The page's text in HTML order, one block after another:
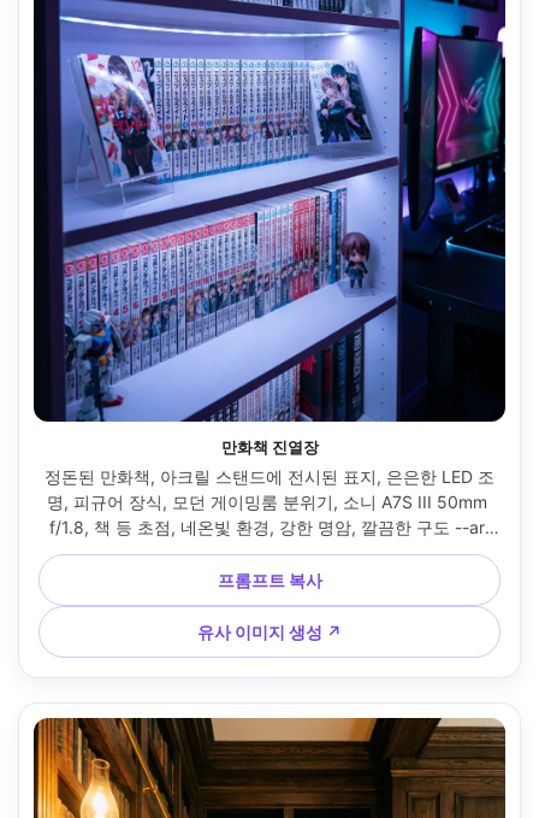
만화책 진열장
정돈된 만화책, 아크릴 스탠드에 전시된 표지, 은은한 LED 조
명, 피규어 장식, 모던 게이밍룸 분위기, 소니 A7S III 50mm
f/1.8, 책 등 초점, 네온빛 환경, 강한 명암, 깔끔한 구도 --ar
4:5
프롬프트 복사
유사 이미지 생성 ↗